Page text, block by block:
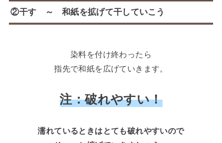
②干す ～ 和紙を拡げて干していこう
染料を付け終わったら
指先で和紙を広げていきます。
注：破れやすい！
濡れているときはとても破れやすいので